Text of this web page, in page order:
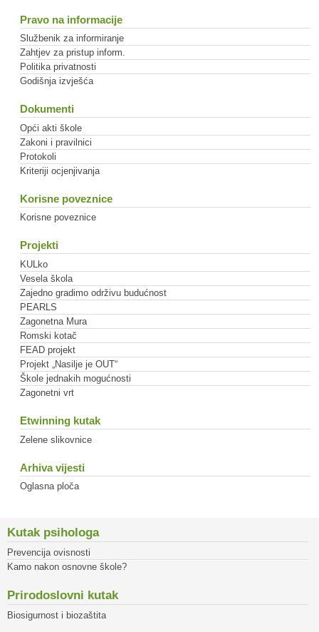
Pravo na informacije
Službenik za informiranje
Zahtjev za pristup inform.
Politika privatnosti
Godišnja izvješća
Dokumenti
Opći akti škole
Zakoni i pravilnici
Protokoli
Kriteriji ocjenjivanja
Korisne poveznice
Korisne poveznice
Projekti
KULko
Vesela škola
Zajedno gradimo održivu budućnost
PEARLS
Zagonetna Mura
Romski kotač
FEAD projekt
Projekt „Nasilje je OUT“
Škole jednakih mogućnosti
Zagonetni vrt
Etwinning kutak
Zelene slikovnice
Arhiva vijesti
Oglasna ploča
Kutak psihologa
Prevencija ovisnosti
Kamo nakon osnovne škole?
Prirodoslovni kutak
Biosigurnost i biozaštita